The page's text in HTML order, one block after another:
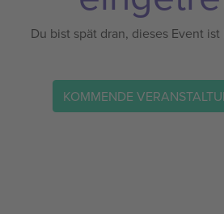
Du bist spät dran, dieses Event
KOMMENDE